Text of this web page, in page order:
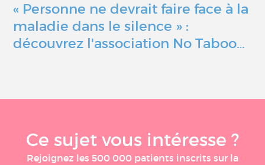
« Personne ne devrait faire face à la
maladie dans le silence » :
découvrez l'association No Taboo…
Ce sujet vous intéresse ?
Rejoignez les 500 000 patients inscrits sur la